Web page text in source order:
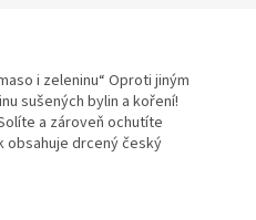
i zeleninu“ Oproti jiným
sušených bylin a koření!
a zároveň ochutíte
obsahuje drcený český